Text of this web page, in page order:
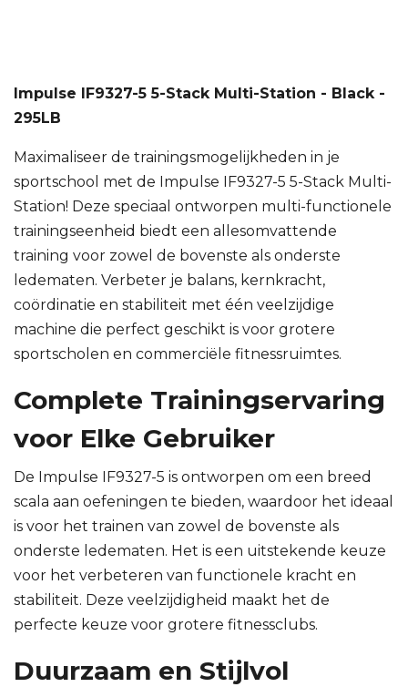
Impulse IF9327-5 5-Stack Multi-Station - Black -
295LB
Maximaliseer de trainingsmogelijkheden in je
sportschool met de Impulse IF9327-5 5-Stack Multi-
Station! Deze speciaal ontworpen multi-functionele
trainingseenheid biedt een allesomvattende
training voor zowel de bovenste als onderste
ledematen. Verbeter je balans, kernkracht,
coördinatie en stabiliteit met één veelzijdige
machine die perfect geschikt is voor grotere
sportscholen en commerciële fitnessruimtes.
Complete Trainingservaring
voor Elke Gebruiker
De Impulse IF9327-5 is ontworpen om een breed
scala aan oefeningen te bieden, waardoor het ideaal
is voor het trainen van zowel de bovenste als
onderste ledematen. Het is een uitstekende keuze
voor het verbeteren van functionele kracht en
stabiliteit. Deze veelzijdigheid maakt het de
perfecte keuze voor grotere fitnessclubs.
Duurzaam en Stijlvol